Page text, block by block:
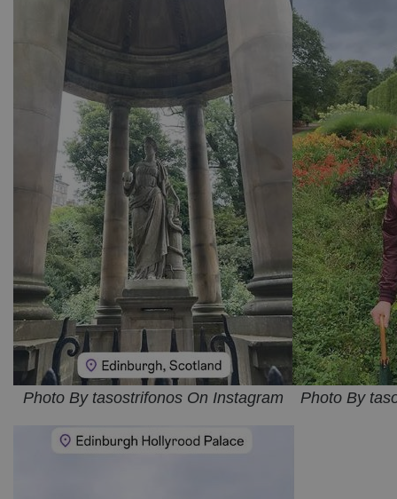
Photo By tasostrifonos On Instagram Photo By